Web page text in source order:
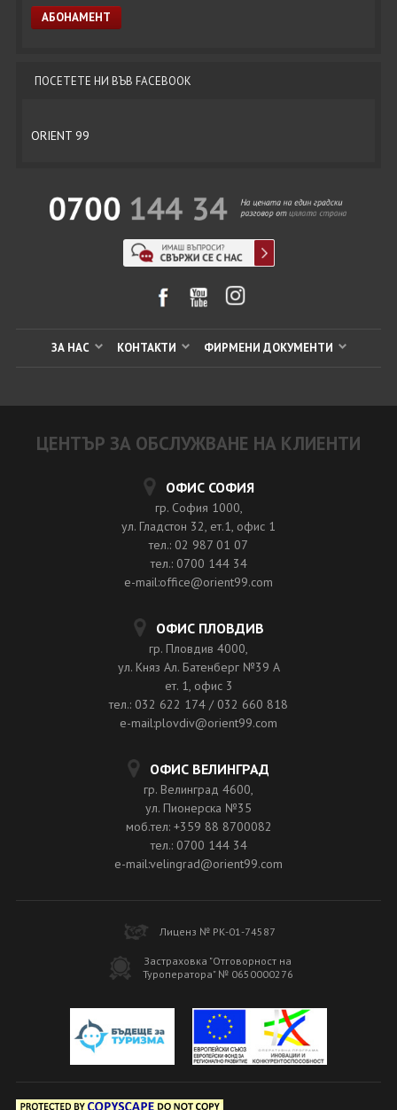
ПОСЕТЕТЕ НИ ВЪВ FACEBOOK
ORIENT 99
ЗА НАС КОНТАКТИ ФИРМЕНИ ДОКУМЕНТИ
ЦЕНТЪР ЗА ОБСЛУЖВАНЕ НА КЛИЕНТИ
ОФИС СОФИЯ
гр. София 1000,
ул. Гладстон 32, ет.1, офис 1
тел.: 02 987 01 07
тел.: 0700 144 34
e-mail:office@orient99.com
ОФИС ПЛОВДИВ
гр. Пловдив 4000,
ул. Княз Ал. Батенберг №39 A
ет. 1, офис 3
тел.: 032 622 174 / 032 660 818
e-mail:plovdiv@orient99.com
ОФИС ВЕЛИНГРАД
гр. Велинград 4600,
ул. Пионерска №35
моб.тел: +359 88 8700082
тел.: 0700 144 34
e-mail:velingrad@orient99.com
Лиценз № РК-01-74587
Застраховка "Отговорност на
Туроператора" № 0650000276